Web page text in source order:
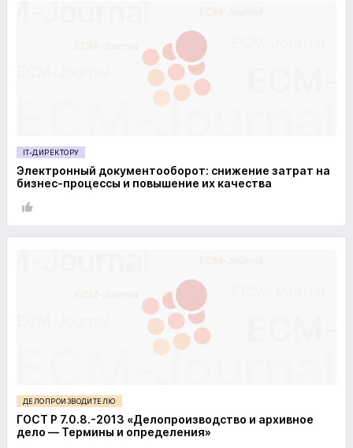
IT-ДИРЕКТОРУ
Электронный документооборот: снижение затрат на
бизнес-процессы и повышение их качества
ДЕЛОПРОИЗВОДИТЕЛЮ
ГОСТ Р 7.0.8.-2013 «Делопроизводство и архивное
дело — Термины и определения»